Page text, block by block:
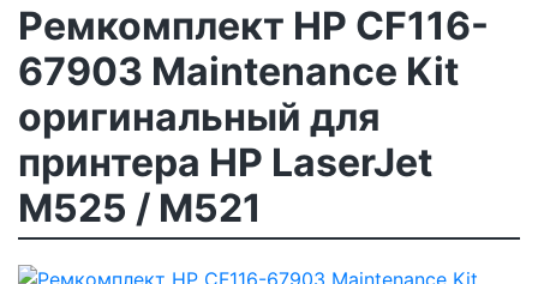
Ремкомплект HP CF116-
67903 Maintenance Kit
оригинальный для
принтера HP LaserJet
M525 / M521